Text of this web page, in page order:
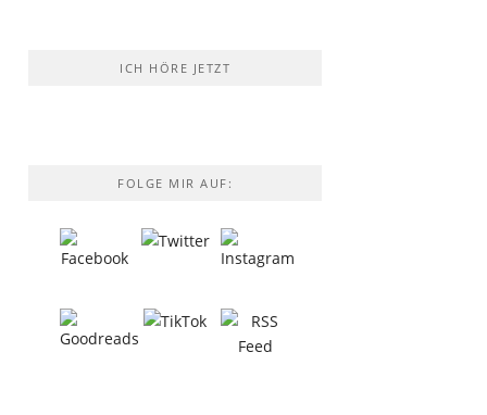
ICH HÖRE JETZT
FOLGE MIR AUF: